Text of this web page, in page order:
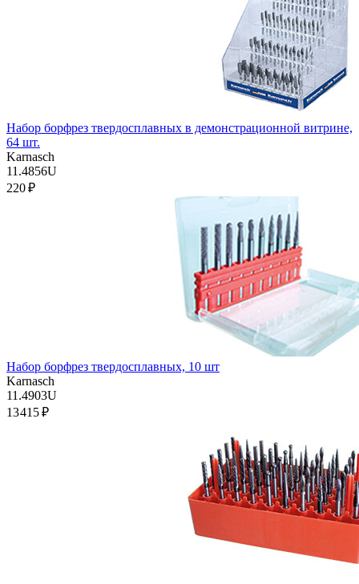
Набор борфрез твердосплавных в демонстрационной витрине,
64 шт.
Karnasch
11.4856U
220 ₽
Набор борфрез твердосплавных, 10 шт
Karnasch
11.4903U
13 415 ₽